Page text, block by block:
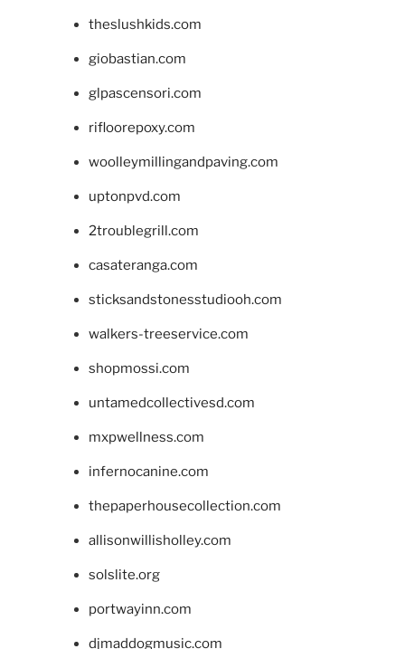
theslushkids.com
giobastian.com
glpascensori.com
rifloorepoxy.com
woolleymillingandpaving.com
uptonpvd.com
2troublegrill.com
casateranga.com
sticksandstonesstudiooh.com
walkers-treeservice.com
shopmossi.com
untamedcollectivesd.com
mxpwellness.com
infernocanine.com
thepaperhousecollection.com
allisonwillisholley.com
solslite.org
portwayinn.com
djmaddogmusic.com